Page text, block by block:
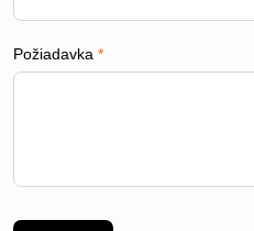
Požiadavka *